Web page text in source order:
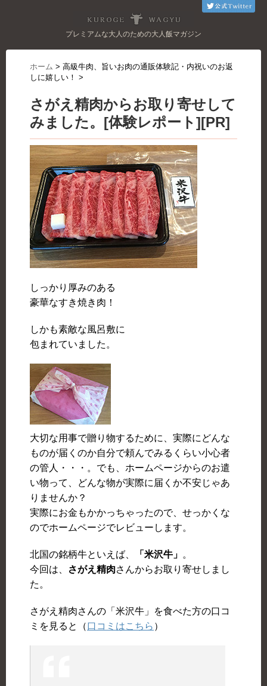
プレミアムな大人のための大人飯マガジン
ホーム > 高級牛肉、旨いお肉の通販体験記・内祝いのお返
しに嬉しい！ >
さがえ精肉からお取り寄せして
みました。[体験レポート][PR]
しっかり厚みのある
豪華なすき焼き肉！
しかも素敵な風呂敷に
包まれていました。
大切な用事で贈り物するために、実際にどんな
ものが届くのか自分で頼んでみるくらい小心者
の管人・・・。でも、ホームページからのお遣
い物って、どんな物が実際に届くか不安じゃあ
りませんか？
実際にお金もかかっちゃったので、せっかくな
のでホームページでレビューします。
北国の銘柄牛といえば、 「米沢牛」 。
今回は、
さがえ精肉さんからお取り寄せしまし
た。
さがえ精肉さんの「米沢牛」を食べた方の口コ
ミを見ると（口コミはこちら ）